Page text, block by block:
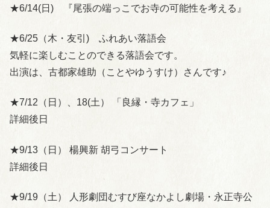
★6/14(日) 『尾張の端っこでお寺の可能性を考える』
★6/25（木・友引) ふれあい落語会
気軽に楽しむことのできる落語会です。
出演は、古都家雄助（ことやゆうすけ）さんです♪
★7/12（日）、18(土） 「良縁・寺カフェ」
詳細後日
★9/13（日） 楊興新 胡弓コンサート
詳細後日
★9/19（土） 人形劇団むすび座なかよし劇場・永正寺公